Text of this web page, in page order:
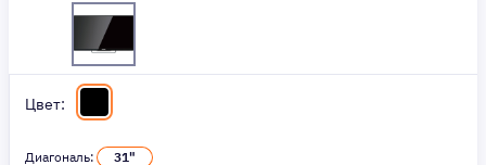
Цвет:
Диагональ: 31"